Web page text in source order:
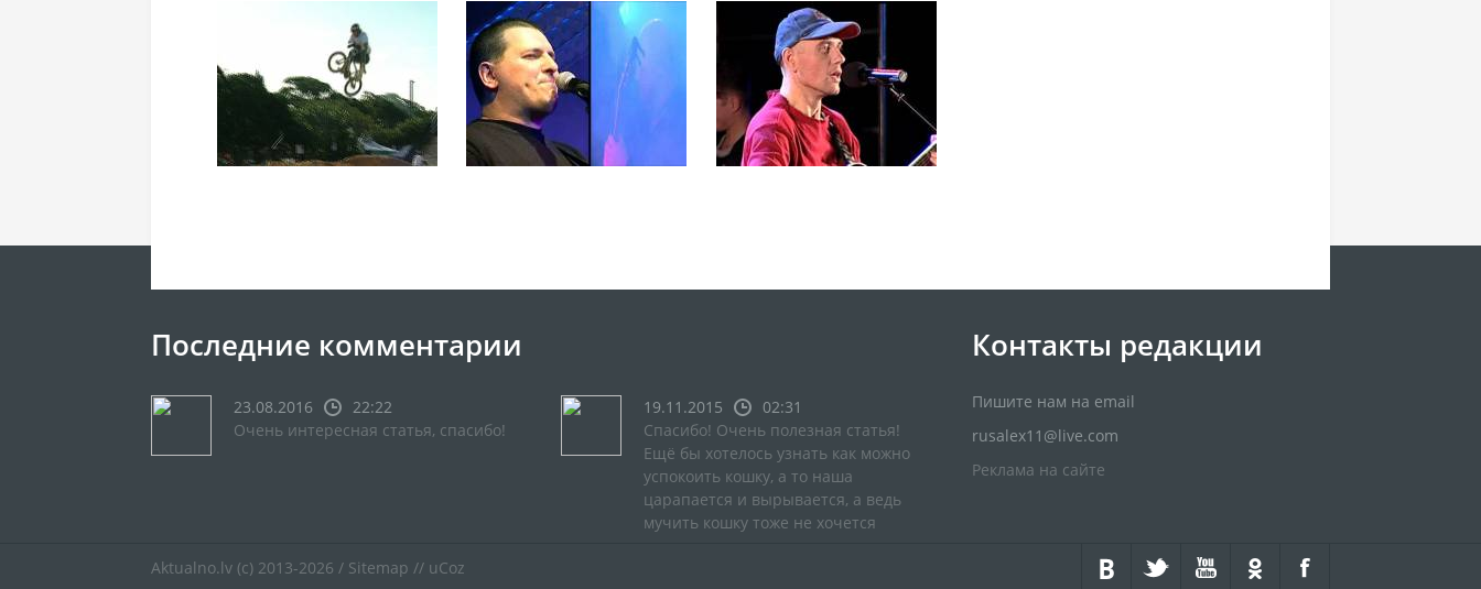
Последние комментарии
23.08.2016
22:22
Очень интересная статья, спасибо!
19.11.2015
02:31
Спасибо! Очень полезная статья!
Ещё бы хотелось узнать как можно
успокоить кошку, а то наша
царапается и вырывается, а ведь
мучить кошку тоже не хочется
Контакты редакции
Пишите нам на email
rusalex11@live.com
Реклама на сайте
Aktualno.lv (c) 2013-2026 / Sitemap // uCoz